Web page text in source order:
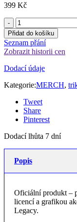
399 Kč
Přidat do košíku
Seznam přání
Zobrazit historii cen
Dodací údaje
Kategorie:MERCH,
Tweet
Share
Pinterest
Dodací lhůta 7 dní
Popis
Oficiální produkt –
licencí a grafikou
Legacy.